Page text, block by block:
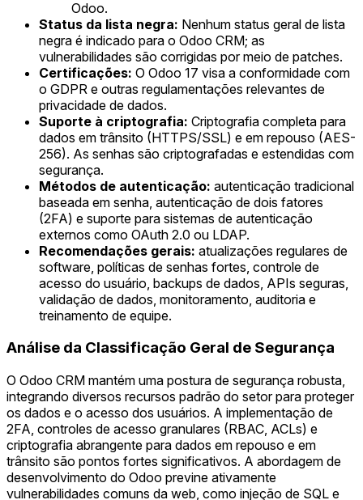
Odoo.
Status da lista negra: Nenhum status geral de lista
negra é indicado para o Odoo CRM; as
vulnerabilidades são corrigidas por meio de patches.
Certificações: O Odoo 17 visa a conformidade com
o GDPR e outras regulamentações relevantes de
privacidade de dados.
Suporte à criptografia: Criptografia completa para
dados em trânsito (HTTPS/SSL) e em repouso (AES-
256). As senhas são criptografadas e estendidas com
segurança.
Métodos de autenticação: autenticação tradicional
baseada em senha, autenticação de dois fatores
(2FA) e suporte para sistemas de autenticação
externos como OAuth 2.0 ou LDAP.
Recomendações gerais: atualizações regulares de
software, políticas de senhas fortes, controle de
acesso do usuário, backups de dados, APIs seguras,
validação de dados, monitoramento, auditoria e
treinamento de equipe.
Análise da Classificação Geral de Segurança
O Odoo CRM mantém uma postura de segurança robusta,
integrando diversos recursos padrão do setor para proteger
os dados e o acesso dos usuários. A implementação de
2FA, controles de acesso granulares (RBAC, ACLs) e
criptografia abrangente para dados em repouso e em
trânsito são pontos fortes significativos. A abordagem de
desenvolvimento do Odoo previne ativamente
vulnerabilidades comuns da web, como injeção de SQL e